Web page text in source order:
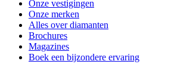
Onze vestigingen
Onze merken
Alles over diamanten
Brochures
Magazines
Boek een bijzondere ervaring